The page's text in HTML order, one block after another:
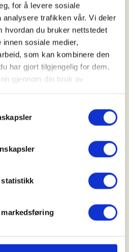
for å levere sosiale
analysere trafikken vår. Vi deler
hvordan du bruker nettstedet
sosiale medier,
som kan kombinere den
har gjort tilgjengelig for dem,
gjennom din bruk av
med instruktør i Etneelva -
med flue.
frem mot arr - pga